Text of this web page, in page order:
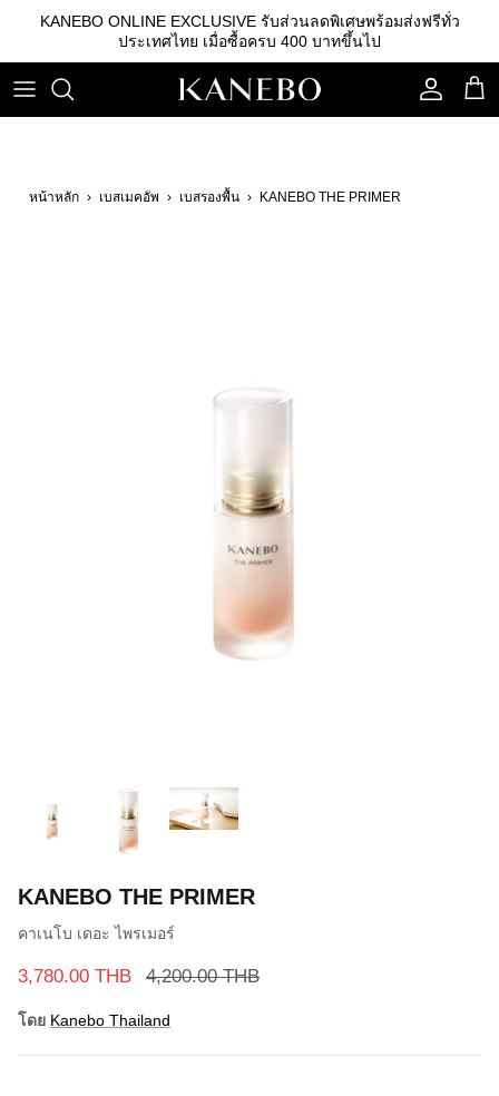
ที่
เนื้อหา
KANEBO ONLINE EXCLUSIVE รับส่วนลดพิเศษพร้อมส่งฟรีทั่ว
ประเทศไทย เมื่อซื้อครบ 400 บาทขึ้นไป
คลีนซิ่ง
โลชั่น
รองพื้น
แป้ง
คิ้ว
อายแชโดว์
หน้าหลัก › เบสเมคอัพ › เบสรองพื้น › KANEBO THE PRIMER
KANEBO THE PRIMER
คาเนโบ เดอะ ไพรเมอร์
3,780.00 THB 4,200.00 THB
โดย Kanebo Thailand